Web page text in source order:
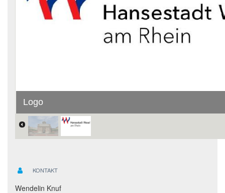
Logo
KONTAKT
Wendelin Knuf